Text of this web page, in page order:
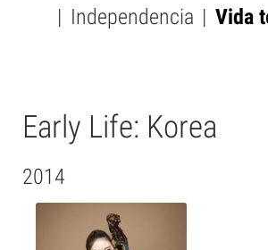
Independencia
Vida
Early Life: Korea
2014